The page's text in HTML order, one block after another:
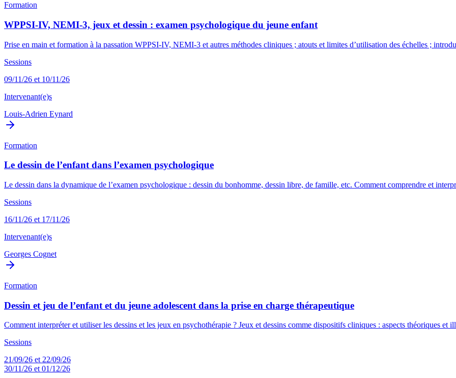
Formation
WPPSI-IV, NEMI-3, jeux et dessin : examen psychologique du jeune enfant
Prise en main et formation à la passation WPPSI-IV, NEMI-3 et autres méthodes cliniques ; atouts et limites d’utilisation des échelles ;
Sessions
09/11/26 et 10/11/26
Intervenant(e)s
Louis-Adrien Eynard
Formation
Le dessin de l’enfant dans l’examen psychologique
Le dessin dans la dynamique de l’examen psychologique : dessin du bonhomme, dessin libre, de famille, etc. Comment comprendre et
Sessions
16/11/26 et 17/11/26
Intervenant(e)s
Georges Cognet
Formation
Dessin et jeu de l’enfant et du jeune adolescent dans la prise en charge thérapeutique
Comment interpréter et utiliser les dessins et les jeux en psychothérapie ? Jeux et dessins comme dispositifs cliniques : aspects théoriques et
Sessions
21/09/26 et 22/09/26
30/11/26 et 01/12/26